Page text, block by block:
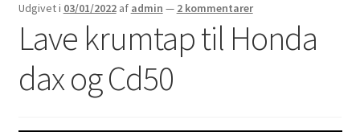
Kontakt
Udgivet i 03/01/2022 af admin — 2 kommentarer
Lave krumtap til Honda
dax og Cd50